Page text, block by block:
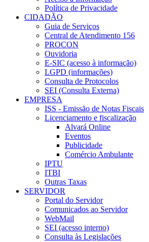
Política de Privacidade
CIDADÃO
Guia de Serviços
Central de Atendimento 156
PROCON
Ouvidoria
E-SIC (acesso à informação)
LGPD (informações)
Consulta de Protocolos
SEI (Consulta Externa)
EMPRESA
ISS - Emissão de Notas Fiscais
Licenciamento e fiscalização
Alvará Online
Eventos
Publicidade
Comércio Ambulante
IPTU
ITBI
Outras Taxas
SERVIDOR
Portal do Servidor
Comunicados ao Servidor
WebMail
SEI (acesso interno)
Consulta às Legislações